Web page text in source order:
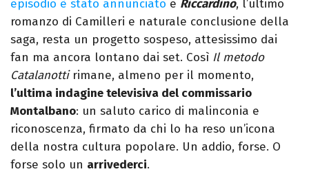
episodio è stato annunciato e Riccardino, l’ultimo
romanzo di Camilleri e naturale conclusione della
saga, resta un progetto sospeso, attesissimo dai
fan ma ancora lontano dai set. Così Il metodo
Catalanottirimane, almeno per il momento,
l’ultima indagine televisiva del commissario
Montalbano: un saluto carico di malinconia e
riconoscenza, firmato da chi lo ha reso un’icona
della nostra cultura popolare. Un addio, forse. O
forse solo un arrivederci.